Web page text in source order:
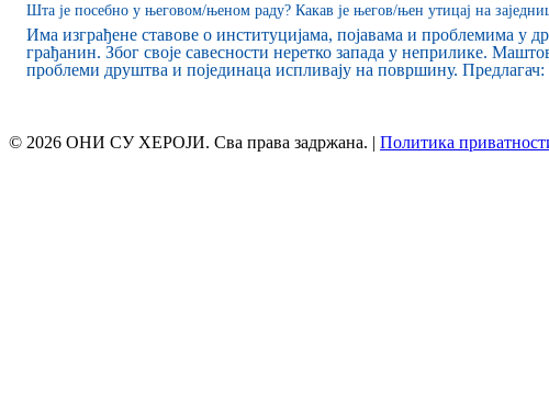
Шта је посебно у његовом/њеном раду? Какав је његов/њен утицај на
Има изграђене ставове о институцијама, појавама и проблемима у
грађанин. Због своје савесности неретко запада у неприлике.
проблеми друштва и појединаца испливају на површину.
© 2026 ОНИ СУ ХЕРОЈИ. Сва права задржана. | Политика